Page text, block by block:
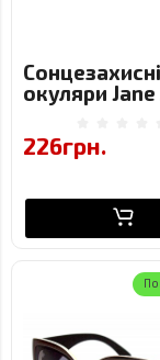
Сонцезахисні
окуляри
226грн.